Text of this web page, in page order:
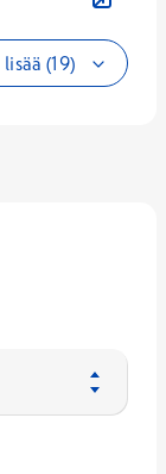
(19)